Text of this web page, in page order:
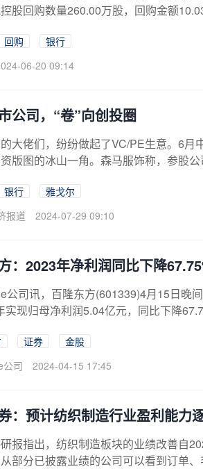
股回购数量260.00万股，回购金额
回购
银行
06-20 09:14
公司，“卷”向创投圈
大佬们，纷纷做起了VC/PE生意。6
版图的冰山一角。森马服饰称，参股
银行
雅戈尔
报道
2024-07-29 09:10
：2023年净利润同比下降
公司讯，百隆东方(601339)4月15日晚
实现归母净利润5.04亿元，同比下降
证券
金股
公司
2024-04-15 17:45
：预计纺织制造行业盈利能力
报指出，纺织制造板块的业绩改善自
部分已披露业绩的公司可以看到订单